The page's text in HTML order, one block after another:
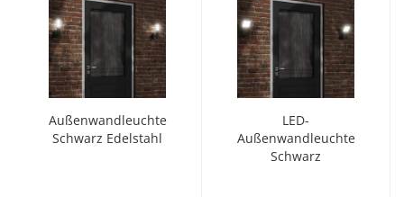
Außenwandleuchte
Schwarz Edelstahl
LED-
Außenwandleuchte
Schwarz